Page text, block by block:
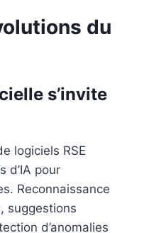
du
s’invite
logiciels RSE
d’IA pour
Reconnaissance
suggestions
d’anomalies